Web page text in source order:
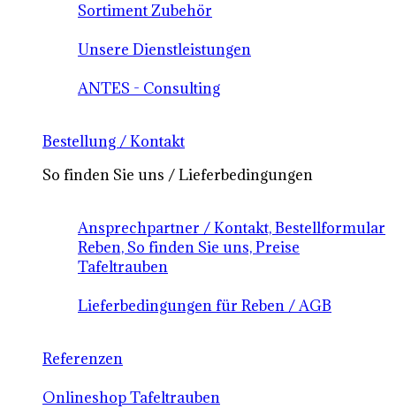
Sortiment Zubehör
Unsere Dienstleistungen
ANTES - Consulting
Bestellung / Kontakt
So finden Sie uns / Lieferbedingungen
Ansprechpartner / Kontakt, Bestellformular
Reben, So finden Sie uns, Preise
Tafeltrauben
Lieferbedingungen für Reben / AGB
Referenzen
Onlineshop Tafeltrauben